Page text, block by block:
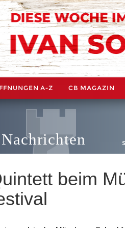
A-Z CB MAGAZIN
beim